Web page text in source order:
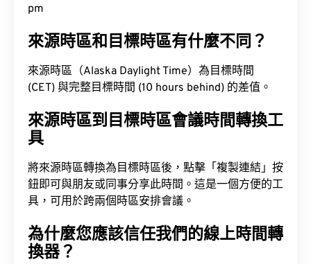
pm
來源時區和目標時區有什麼不同？
來源時區（Alaska Daylight Time）為目標時間
(CET) 與完整目標時間 (10 hours behind) 的差值。
來源時區到目標時區會議時間轉換工
具
將來源時區轉換為目標時區後，點擊「複製連結」按
鈕即可與朋友或同事分享此時間。這是一個方便的工
具，可用於跨兩個時區安排會議。
為什麼您應該信任我們的線上時間轉
換器？